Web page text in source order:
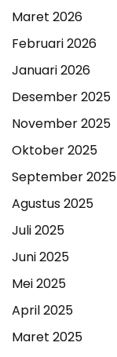
Maret 2026
Februari 2026
Januari 2026
Desember 2025
November 2025
Oktober 2025
September 2025
Agustus 2025
Juli 2025
Juni 2025
Mei 2025
April 2025
Maret 2025